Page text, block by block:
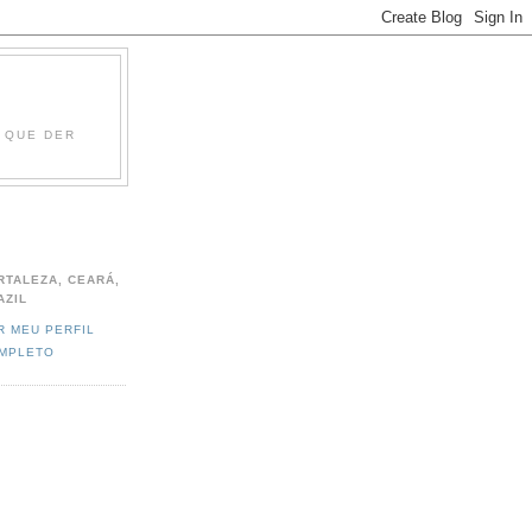
DER
CEARÁ,
MEU PERFIL